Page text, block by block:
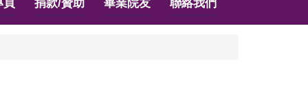
頁 捐款/贊助 畢業院友 聯絡我們